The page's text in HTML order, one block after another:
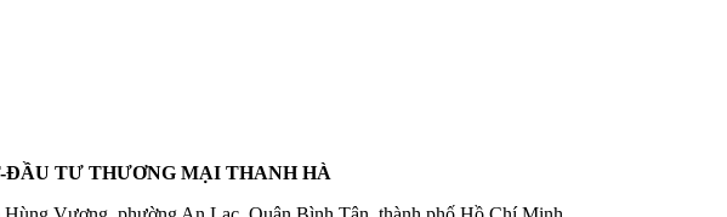
TƯ THƯƠNG MẠI THANH HÀ